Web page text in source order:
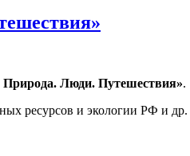
Люди. Путешествия».
ресурсов и экологии РФ и др.